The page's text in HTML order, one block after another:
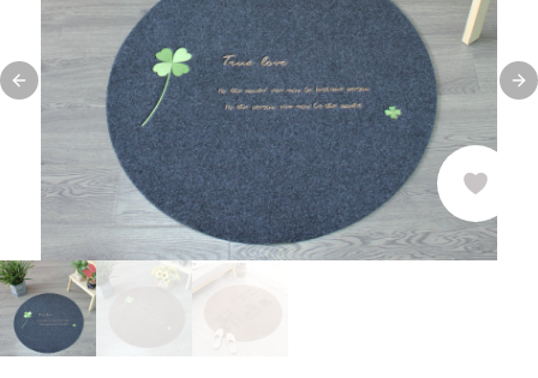
Previous slide